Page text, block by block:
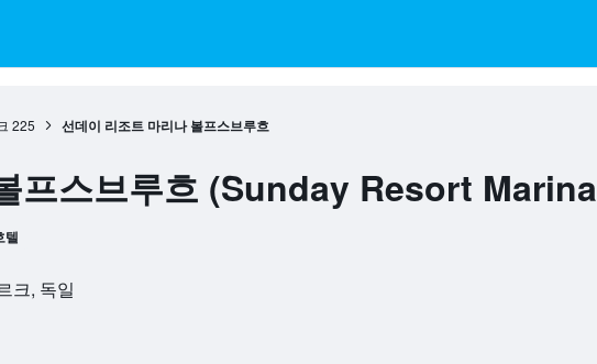
225 선데이 리조트 마리나 볼프스브루흐
프스브루흐 (Sunday Resort Marina
텔
크, 독일